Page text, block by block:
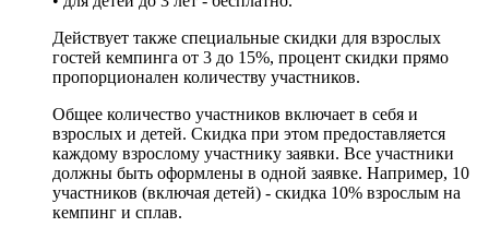
Действует также специальные скидки для взрослых
гостей кемпинга от 3 до 15%, процент скидки прямо
пропорционален количеству участников.
Общее количество участников включает в себя и
взрослых и детей. Скидка при этом предоставляется
каждому взрослому участнику заявки. Все участники
должны быть оформлены в одной заявке. Например, 10
участников (включая детей) - скидка 10% взрослым на
кемпинг и сплав.